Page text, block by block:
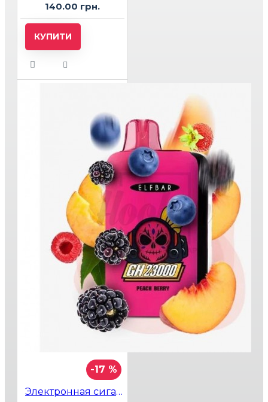
140.00 грн.
КУПИТИ
-17 %
Электронная сигарета Elf Bar GH23000 Peach Berry (Персик Ягоды)